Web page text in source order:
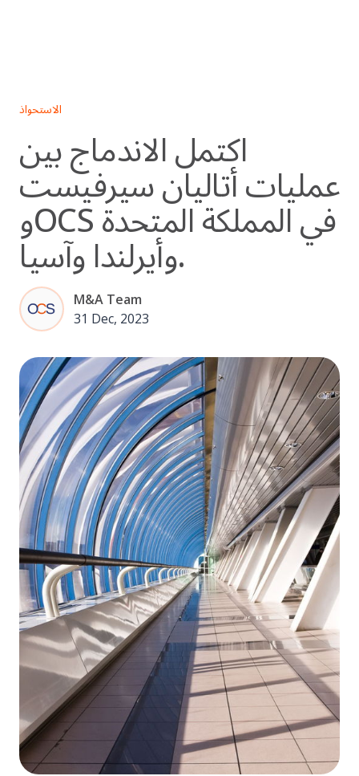
الاستحواذ
اكتمل الاندماج بين
عمليات أتاليان سيرفيست
وOCS في المملكة المتحدة
وأيرلندا وآسيا.
M&A Team
31 Dec, 2023